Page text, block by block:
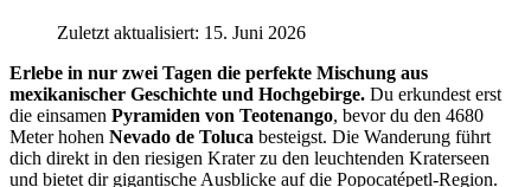
Zuletzt aktualisiert: 15. Juni 2026
Erlebe in nur zwei Tagen die perfekte Mischung aus
mexikanischer Geschichte und Hochgebirge. Du erkundest erst
die einsamen Pyramiden von Teotenango, bevor du den 4680
Meter hohen Nevado de Toluca besteigst. Die Wanderung führt
dich direkt in den riesigen Krater zu den leuchtenden Kraterseen
und bietet dir gigantische Ausblicke auf die Popocatépetl-Region.